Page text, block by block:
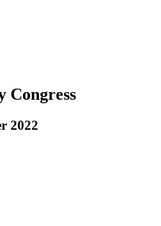
Congress
2022